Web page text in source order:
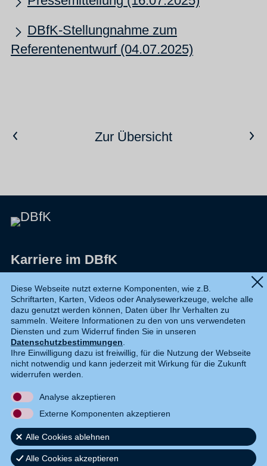
DBfK-Stellungnahme zum
Referentenentwurf (04.07.2025)
Vorheriger ArtikelZur ÜbersichtNächster Artikel
Karriere im DBfK
Datenschutz
Shop
Widerruf
Kontakt
DE EN
Diese Webseite nutzt externe Komponenten, wie z.B.
Schriftarten, Karten, Videos oder Analysewerkzeuge, welche alle
dazu genutzt werden können, Daten über Ihr Verhalten zu
sammeln. Weitere Informationen zu den von uns verwendeten
Diensten und zum Widerruf finden Sie in unseren
Datenschutzbestimmungen.
Ihre Einwilligung dazu ist freiwillig, für die Nutzung der Webseite
nicht notwendig und kann jederzeit mit Wirkung für die Zukunft
widerrufen werden.
Analyse akzeptieren
Externe Komponenten akzeptieren
Alle Cookies ablehnen
Alle Cookies akzeptieren